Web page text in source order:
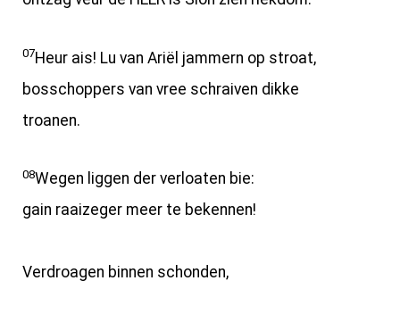
07Heur ais! Lu van Ariël jammern op stroat,
bosschoppers van vree schraiven dikke
troanen.
08Wegen liggen der verloaten bie:
gain raaizeger meer te bekennen!
Verdroagen binnen schonden,